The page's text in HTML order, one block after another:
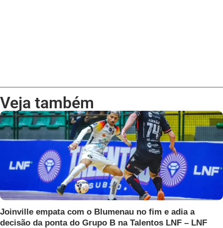
Veja também
Joinville empata com o Blumenau no fim e adia a
decisão da ponta do Grupo B na Talentos LNF – LNF